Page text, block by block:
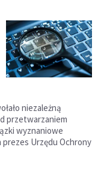
niezależną
przetwarzaniem
wyznaniowe
prezes Urzędu Ochrony